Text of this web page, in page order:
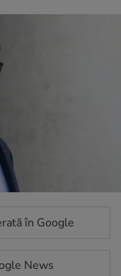
în Google
News